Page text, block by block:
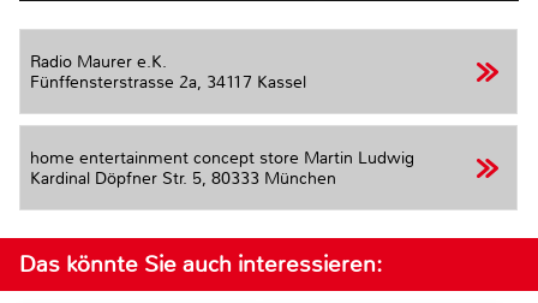
Radio Maurer e.K.
Fünffensterstrasse 2a, 34117 Kassel
home entertainment concept store Martin Ludwig
Kardinal Döpfner Str. 5, 80333 München
Das könnte Sie auch interessieren: